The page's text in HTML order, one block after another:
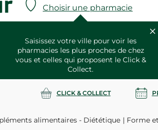
Choisir une pharmacie
Saisissez votre ville pour voir les
pharmacies les plus proches de chez
vous et celles qui proposent le Click &
Collect.
RSE
NOS SERVICES
SANTÉ
CLICK & COLLECT
alimentaires - Diététique Forme